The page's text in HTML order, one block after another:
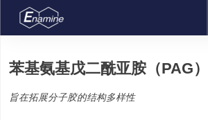
苯基氨基戊二酰亚胺（PAG
旨在拓展分子胶的结构多样性